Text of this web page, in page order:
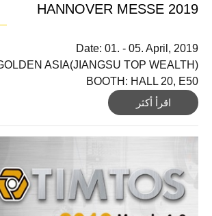
HANNOVER MESSE 2019
Date: 01. - 05. April, 2019
ASIA(JIANGSU TOP WEALTH)
BOOTH: HALL 20, E50
اقرأ أكثر